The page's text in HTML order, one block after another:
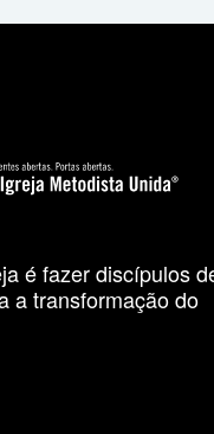
é fazer discípulos
a transformação do